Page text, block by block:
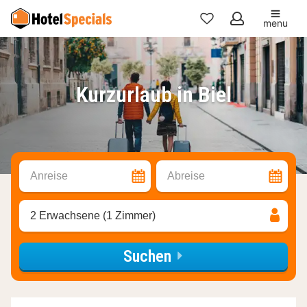
Meine
Favoriten
menu
Kurzurlaub in Biel
Anreise Abreise
2 Erwachsene (1 Zimmer)
Suchen